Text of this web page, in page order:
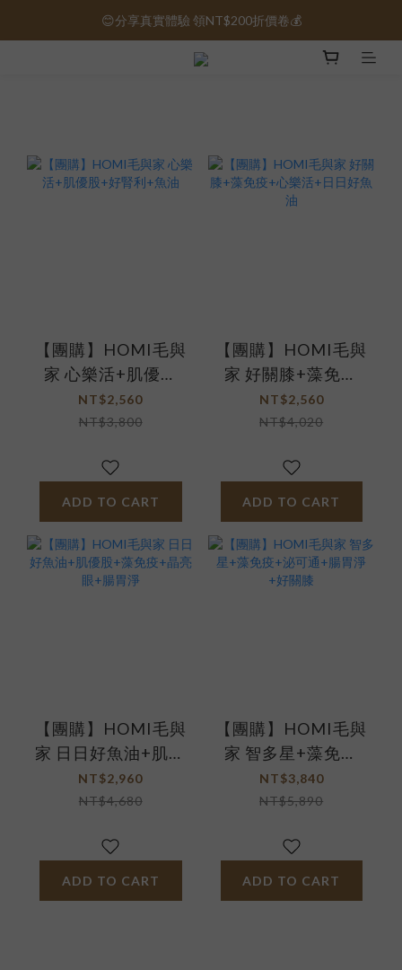
保健品免運｜全館滿1000元免運 🚚
😊分享真實體驗 領NT$200折價卷💰
保健品免運｜全館滿1000元免運 🚚
【團購】HOMI毛與
家 心樂活+肌優股
+好腎利+魚油
NT$2,560
NT$3,800
ADD TO CART
【團購】HOMI毛與
家 好關膝+藻免疫
+心樂活+日日好魚
油
NT$2,560
NT$4,020
ADD TO CART
【團購】HOMI毛與
家 日日好魚油+肌優
股+藻免疫+晶亮眼
+腸胃淨
NT$2,960
NT$4,680
ADD TO CART
【團購】HOMI毛與
家 智多星+藻免疫
+泌可通+腸胃淨+好
關膝
NT$3,840
NT$5,890
ADD TO CART